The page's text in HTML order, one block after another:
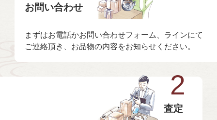
お問い合わせ
まずはお電話かお問い合わせフォーム、ラインにて
ご連絡頂き、お品物の内容をお知らせください。
2
査定